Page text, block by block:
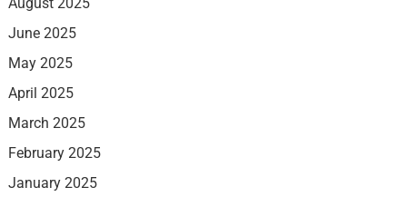
June 2025
May 2025
April 2025
March 2025
February 2025
January 2025